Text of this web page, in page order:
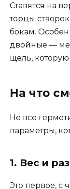
Ставятся на
торцы
бокам.
двойные —
щель,
На что
Не все
параметры,
1. Вес и
Это первое, с